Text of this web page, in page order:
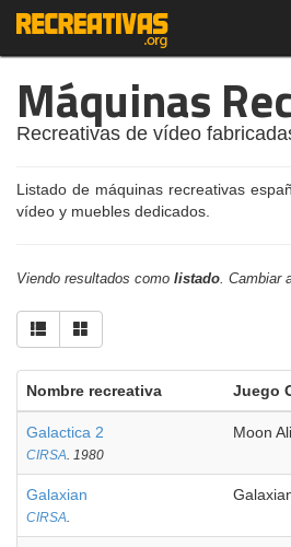
Máquinas
Recreativas de vídeo
Listado de máquinas recreativas
vídeo y muebles dedicados.
Viendo resultados como listado. Cambiar
Nombre recreativa Juego
Galactica 2
CIRSA. 1980
Moon
Galaxian
CIRSA.